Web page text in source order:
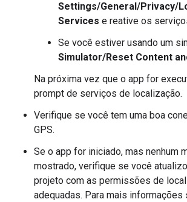
Settings/General/Privacy/
Services e reative os
Se você estiver usando um
Simulator/Reset Content
Na próxima vez que o app for
prompt de serviços de localização.
Verifique se você tem uma boa
GPS.
Se o app for iniciado, mas nenhum
mostrado, verifique se você
projeto com as permissões de
adequadas. Para mais informações